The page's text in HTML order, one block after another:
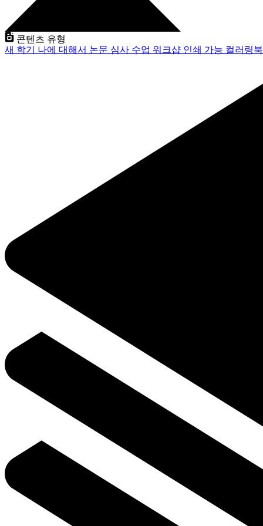
콘텐츠 유형
새 학기 나에 대해서 논문 심사 수업 워크샵 인쇄 가능 컬러링북